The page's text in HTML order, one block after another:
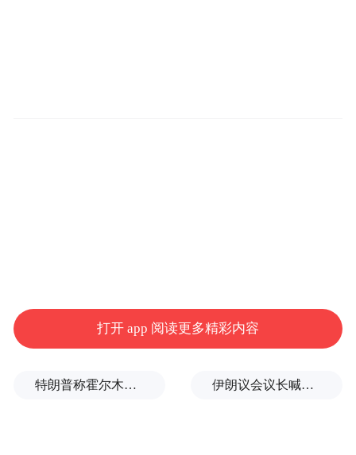
打开 app 阅读更多精彩内容
特朗普称霍尔木兹海峡协议尚未达成，正参与相关谈判 伊朗议会议长喊话：别再作秀了！